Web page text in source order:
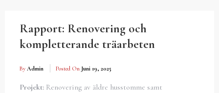
Rapport: Renovering och
kompletterande träarbeten
By Admin Posted On Juni 19, 2025
Projekt: Renovering av äldre husstomme samt